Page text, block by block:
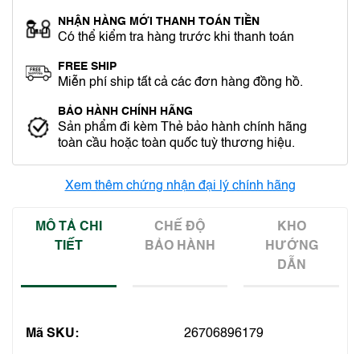
NHẬN HÀNG MỚI THANH TOÁN TIỀN
Có thể kiểm tra hàng trước khi thanh toán
FREE SHIP
Miễn phí ship tất cả các đơn hàng đồng hồ.
BẢO HÀNH CHÍNH HÃNG
Sản phẩm đi kèm Thẻ bảo hành chính hãng
toàn cầu hoặc toàn quốc tuỳ thương hiệu.
Xem thêm chứng nhận đại lý chính hãng
MÔ TẢ CHI
TIẾT
CHẾ ĐỘ
BẢO HÀNH
KHO
HƯỚNG
DẪN
Mã SKU: 26706896179